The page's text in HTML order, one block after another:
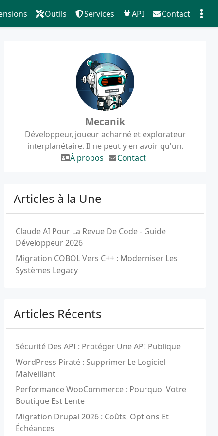
Outils Services API Contact
Mecanik
Développeur, joueur acharné et explorateur
interplanétaire. Il ne peut y en avoir qu'un.
À propos
Contact
Articles à la Une
Claude AI Pour La Revue De Code - Guide
Développeur 2026
Migration COBOL Vers C++ : Moderniser Les
Systèmes Legacy
Articles Récents
Sécurité Des API : Protéger Une API Publique
WordPress Piraté : Supprimer Le Logiciel
Malveillant
Performance WooCommerce : Pourquoi Votre
Boutique Est Lente
Migration Drupal 2026 : Coûts, Options Et
Échéances